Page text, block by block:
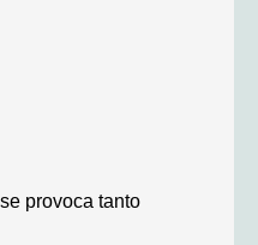
provoca tanto